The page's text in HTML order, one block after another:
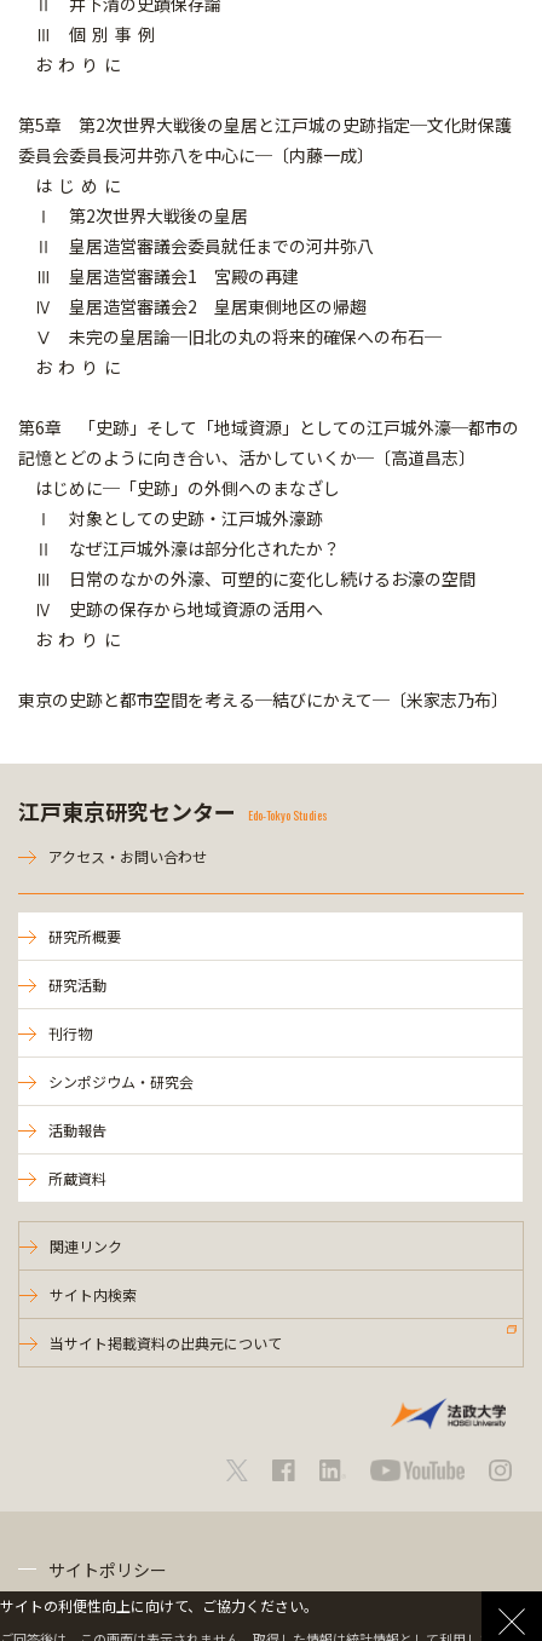
Ⅲ 個 別 事 例
お わ り に
第5章 第2次世界大戦後の皇居と江戸城の史跡指定─文化財保護
委員会委員長河井弥八を中心に─〔内藤一成〕
は じ め に
Ⅰ 第2次世界大戦後の皇居
Ⅱ 皇居造営審議会委員就任までの河井弥八
Ⅲ 皇居造営審議会1 宮殿の再建
Ⅳ 皇居造営審議会2 皇居東側地区の帰趨
Ⅴ 未完の皇居論─旧北の丸の将来的確保への布石─
お わ り に
第6章 「史跡」そして「地域資源」としての江戸城外濠─都市の
記憶とどのように向き合い、活かしていくか─〔高道昌志〕
はじめに─「史跡」の外側へのまなざし
Ⅰ 対象としての史跡・江戸城外濠跡
Ⅱ なぜ江戸城外濠は部分化されたか？
Ⅲ 日常のなかの外濠、可塑的に変化し続けるお濠の空間
Ⅳ 史跡の保存から地域資源の活用へ
お わ り に
東京の史跡と都市空間を考える─結びにかえて─〔米家志乃布〕
江戸東京研究センター Edo-Tokyo Studies
アクセス・お問い合わせ
研究所概要
研究活動
刊行物
シンポジウム・研究会
活動報告
所蔵資料
関連リンク
サイト内検索
当サイト掲載資料の出典元について
サイトポリシー
サイトの利便性向上に向けて、ご協力ください。